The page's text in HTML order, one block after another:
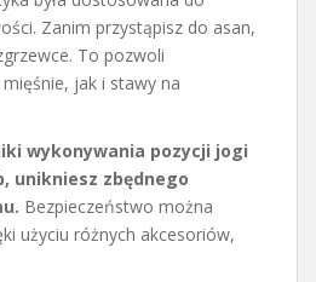
Zanim przystąpisz do asan,
To pozwoli
jak i stawy na
wykonywania pozycji jogi
unikniesz zbędnego
Bezpieczeństwo można
użyciu różnych akcesoriów,